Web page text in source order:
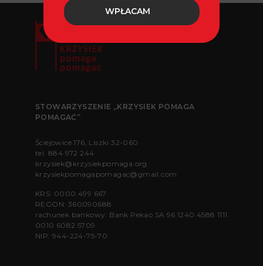
WPŁACAM
STOWARZYSZENIE „KRZYSIEK POMAGA
POMAGAĆ”
Ściejowice 176, Liszki 32-060
tel. 884 972 244
krzysiek@krzysiekpomaga.org
krzysiekpomagapomagac@gmail.com
KRS: 0000 499 667
REGON: 360090688
rachunek bankowy: Bank Pekao SA 96 1240 4588 1111
0010 6082 5709
NIP: 944-224-75-70